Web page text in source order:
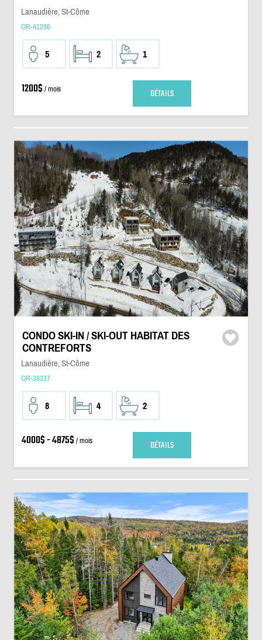
Lanaudière, St-Côme
OR-41286
5 2 1
1200$ / mois DÉTAILS
CONDO SKI-IN / SKI-OUT HABITAT DES
CONTREFORTS
Lanaudière, St-Côme
OR-38337
8 4 2
4000$ - 4875$ / mois DÉTAILS